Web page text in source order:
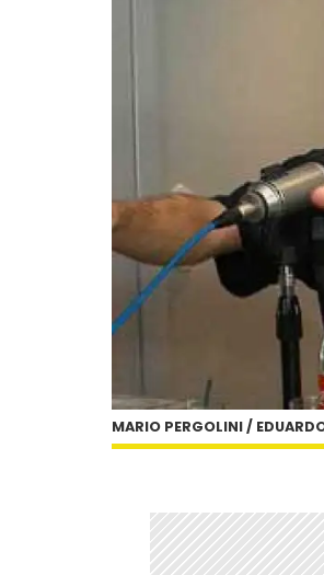
MARIO PERGOLINI /